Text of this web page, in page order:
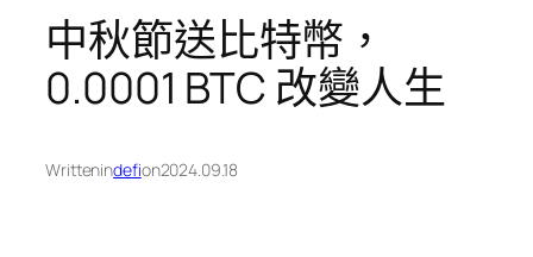
中秋節送比特幣，
0.0001 BTC 改變人生
Writtenindefion2024.09.18